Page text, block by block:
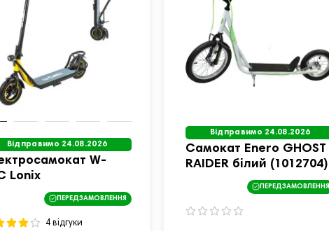
Відправимо 24.08.2026
W-
Lonix
ПЕРЕДЗАМОВЛЕННЯ
4 відгуки
Відправимо 24.08.2026
Самокат Enero GHOST
RAIDER білий (1012704)
ПЕРЕДЗАМОВЛЕННЯ